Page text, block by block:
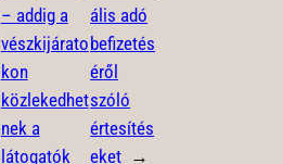
– addig a
vészkijárato
kon
közlekedhet
nek a
látogatók
ális adó
befizetés
éről
szóló
értesítés
eket →